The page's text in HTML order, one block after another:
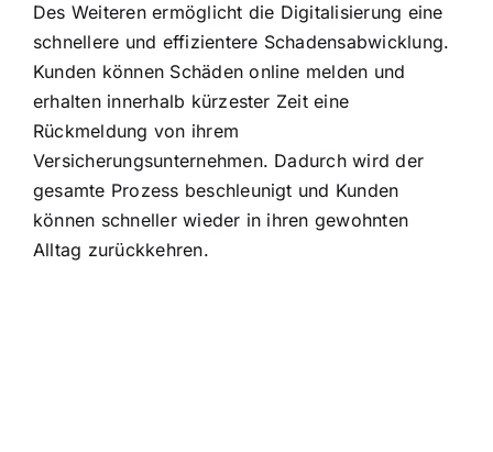
Des Weiteren ermöglicht die Digitalisierung eine
schnellere und effizientere Schadensabwicklung.
Kunden können Schäden online melden und
erhalten innerhalb kürzester Zeit eine
Rückmeldung von ihrem
Versicherungsunternehmen. Dadurch wird der
gesamte Prozess beschleunigt und Kunden
können schneller wieder in ihren gewohnten
Alltag zurückkehren.